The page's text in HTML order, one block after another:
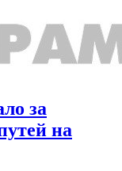
за
на